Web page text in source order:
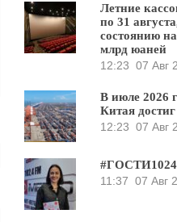
Летние
по 31
состоянию
млрд юаней
12:23 07 Авг
В июле 2026
Китая
12:23 07 Авг
11:37 07 Авг